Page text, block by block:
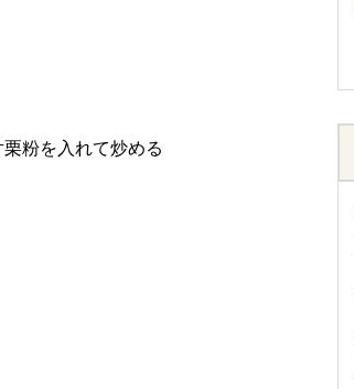
粉を入れて炒める